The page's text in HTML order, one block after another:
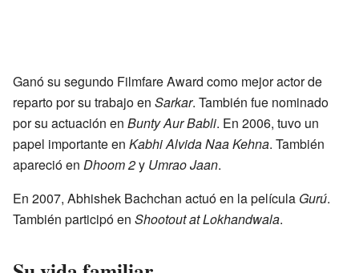
Ganó su segundo Filmfare Award como mejor actor de
reparto por su trabajo en Sarkar. También fue nominado
por su actuación en Bunty Aur Babli. En 2006, tuvo un
papel importante en Kabhi Alvida Naa Kehna. También
apareció en Dhoom 2y Umrao Jaan.
En 2007, Abhishek Bachchan actuó en la película Gurú.
También participó en Shootout at Lokhandwala.